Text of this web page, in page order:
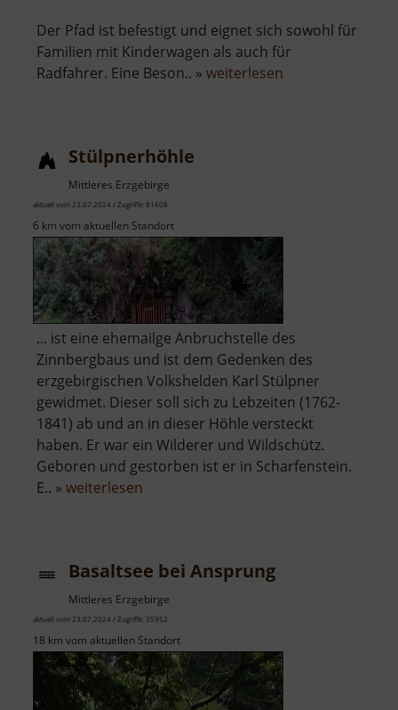
Der Pfad ist befestigt und eignet sich sowohl für
Familien mit Kinderwagen als auch für
Radfahrer. Eine Beson.. » weiterlesen
Stülpnerhöhle
Mittleres Erzgebirge
aktuell vom 23.07.2024 / Zugriffe: 81608
6 km vom aktuellen Standort
... ist eine ehemailge Anbruchstelle des
Zinnbergbaus und ist dem Gedenken des
erzgebirgischen Volkshelden Karl Stülpner
gewidmet. Dieser soll sich zu Lebzeiten (1762-
1841) ab und an in dieser Höhle versteckt
haben. Er war ein Wilderer und Wildschütz.
Geboren und gestorben ist er in Scharfenstein.
E.. » weiterlesen
Basaltsee bei Ansprung
Mittleres Erzgebirge
aktuell vom 23.07.2024 / Zugriffe: 35952
18 km vom aktuellen Standort